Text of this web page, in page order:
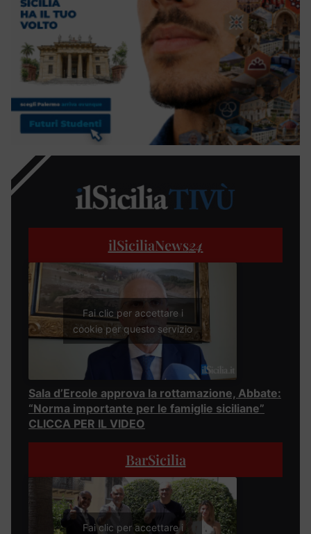
ilSiciliaNews24
Fai clic per accettare i
cookie per questo servizio
Sala d’Ercole approva la rottamazione, Abbate:
“Norma importante per le famiglie siciliane”
CLICCA PER IL VIDEO
BarSicilia
Fai clic per accettare i